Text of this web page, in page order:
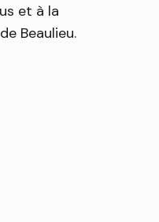
et à la
Beaulieu.